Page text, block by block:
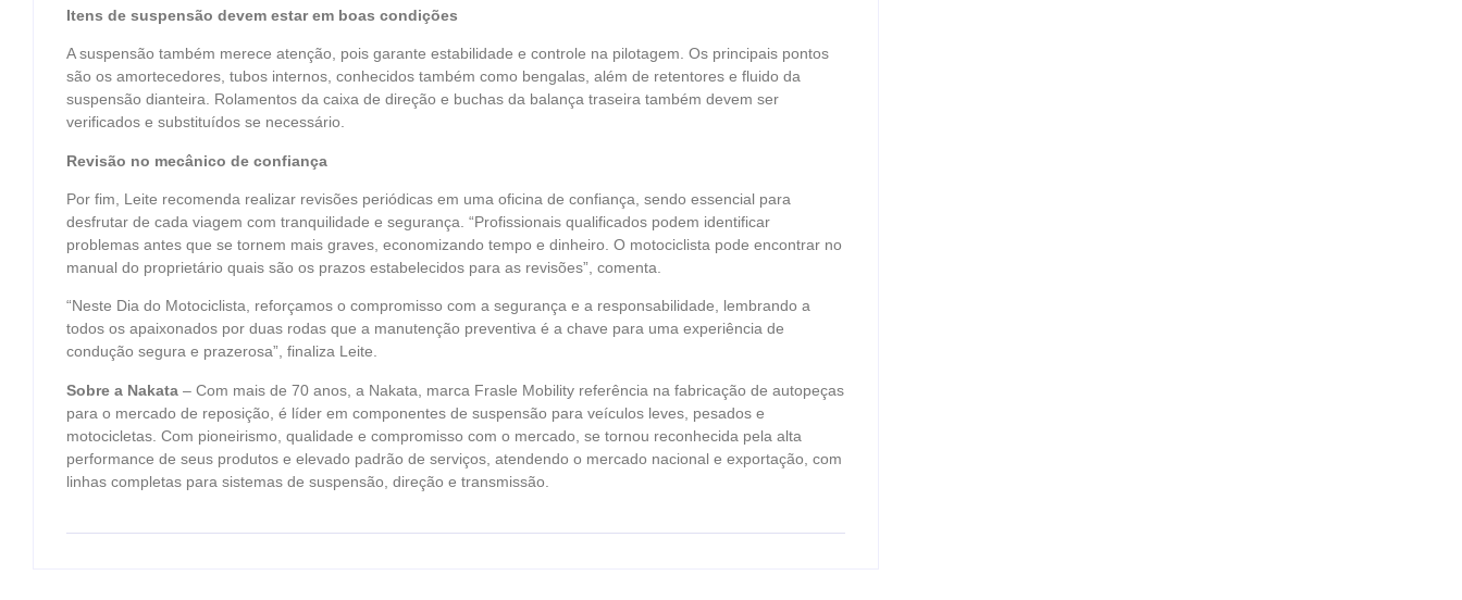
Itens de suspensão devem estar em boas condições
A suspensão também merece atenção, pois garante estabilidade e controle na pilotagem. Os principais pontos
são os amortecedores, tubos internos, conhecidos também como bengalas, além de retentores e fluido da
suspensão dianteira. Rolamentos da caixa de direção e buchas da balança traseira também devem ser
verificados e substituídos se necessário.
Revisão no mecânico de confiança
Por fim, Leite recomenda realizar revisões periódicas em uma oficina de confiança, sendo essencial para
desfrutar de cada viagem com tranquilidade e segurança. “Profissionais qualificados podem identificar
problemas antes que se tornem mais graves, economizando tempo e dinheiro. O motociclista pode encontrar no
manual do proprietário quais são os prazos estabelecidos para as revisões”, comenta.
“Neste Dia do Motociclista, reforçamos o compromisso com a segurança e a responsabilidade, lembrando a
todos os apaixonados por duas rodas que a manutenção preventiva é a chave para uma experiência de
condução segura e prazerosa”, finaliza Leite.
Sobre a Nakata – Com mais de 70 anos, a Nakata, marca Frasle Mobility referência na fabricação de autopeças
para o mercado de reposição, é líder em componentes de suspensão para veículos leves, pesados e
motocicletas. Com pioneirismo, qualidade e compromisso com o mercado, se tornou reconhecida pela alta
performance de seus produtos e elevado padrão de serviços, atendendo o mercado nacional e exportação, com
linhas completas para sistemas de suspensão, direção e transmissão.